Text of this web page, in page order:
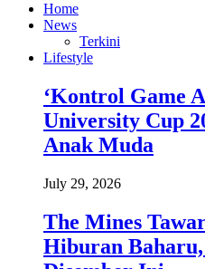
Home
News
Terkini
Lifestyle
‘Kontrol Game
University Cup
Anak Muda
July 29, 2026
The Mines
Hiburan